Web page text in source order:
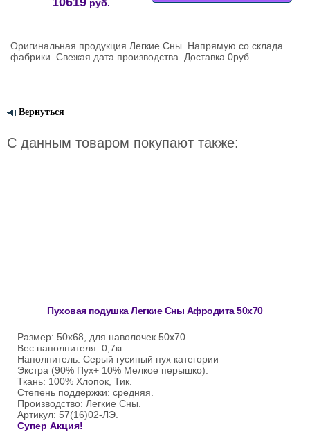
руб.
Оригинальная продукция Легкие Сны. Напрямую со склада
фабрики. Свежая дата производства. Доставка 0руб.
Вернуться
С данным товаром покупают также:
Пуховая подушка Легкие Сны Афродита 50х70
Размер: 50х68, для наволочек 50х70.
Вес наполнителя: 0,7кг.
Наполнитель: Серый гусиный пух категории
Экстра (90% Пух+ 10% Мелкое перышко).
Ткань: 100% Хлопок, Тик.
Степень поддержки: средняя.
Производство: Легкие Сны.
Артикул: 57(16)02-ЛЭ.
Супер Акция!